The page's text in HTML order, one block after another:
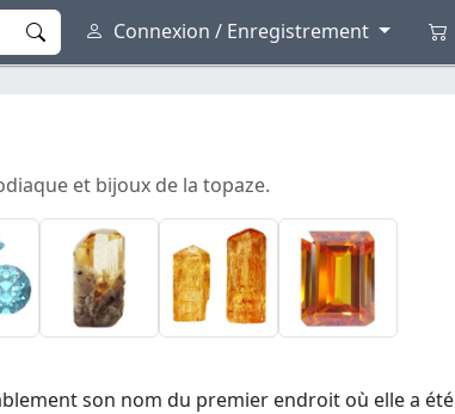
Connexion / Enregistrement
et bijoux de la topaze.
son nom du premier endroit où elle a été